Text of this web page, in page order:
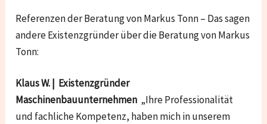
Referenzen der Beratung von Markus Tonn – Das sagen
andere Existenzgründer über die Beratung von Markus
Tonn:
Klaus W. | Existenzgründer
Maschinenbauunternehmen „Ihre Professionalität
und fachliche Kompetenz, haben mich in unserem